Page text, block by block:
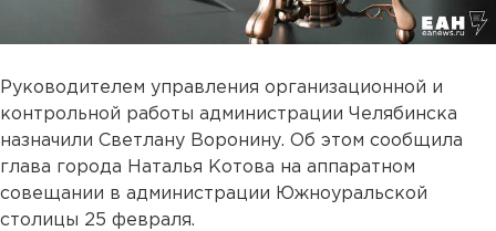
Руководителем управления организационной и
контрольной работы администрации Челябинска
назначили Светлану Воронину. Об этом сообщила
глава города Наталья Котова на аппаратном
совещании в администрации Южноуральской
столицы 25 февраля.